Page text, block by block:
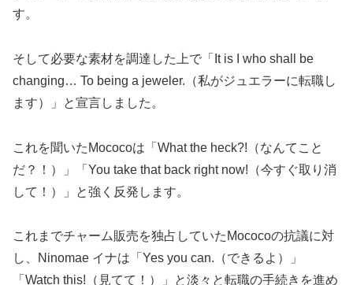
す。
そして必要な素材を調達した上で「It is I who shall be
changing… To being a jeweler.（私がジュエラーに転職し
ます）」と宣言しました。
これを聞いたMococoは「What the heck?!（なんてこと
だ？！）」「You take that back right now!（今すぐ取り消
して！）」と強く反発します。
これまでチャーム販売を独占していたMococoの抗議に対
し、Ninomae イナは「Yes you can.（できるよ）」
「Watch this!（見てて！）」と淡々と転職の手続きを進め